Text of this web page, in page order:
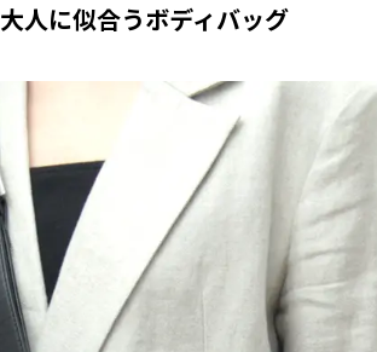
大人に似合うボディバッグ